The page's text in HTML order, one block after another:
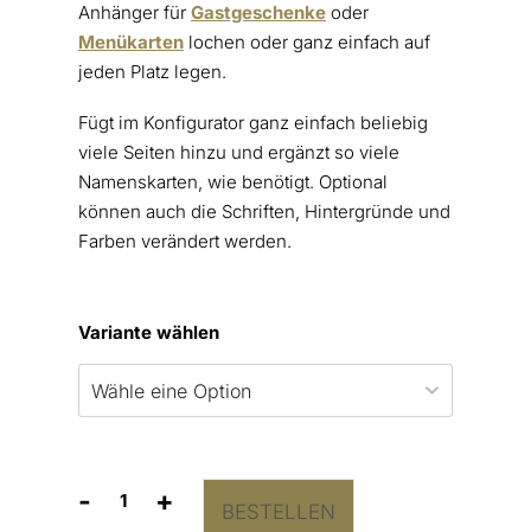
Anhänger für Gastgeschenkeoder
Menükartenlochen oder ganz einfach auf
jeden Platz legen.
Fügt im Konfigurator ganz einfach beliebig
viele Seiten hinzu und ergänzt so viele
Namenskarten, wie benötigt. Optional
können auch die Schriften, Hintergründe und
Farben verändert werden.
Variante wählen
-
Platzkarten
+ BESTELLEN